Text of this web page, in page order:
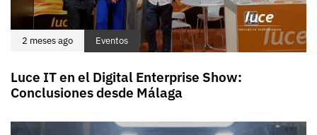
2 meses ago Eventos
Luce IT en el Digital Enterprise Show:
Conclusiones desde Málaga